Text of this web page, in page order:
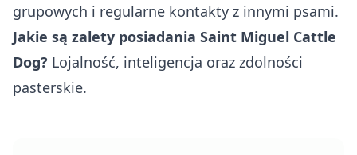
grupowych i regularne kontakty z innymi psami.
Jakie są zalety posiadania Saint Miguel Cattle
Dog? Lojalność, inteligencja oraz zdolności
pasterskie.